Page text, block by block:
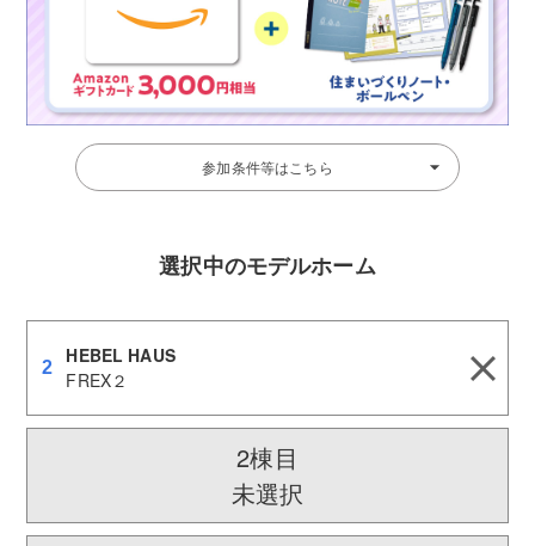
参加条件等はこちら
選択中のモデルホーム
2
HEBEL HAUS
FREX２
2棟目
未選択